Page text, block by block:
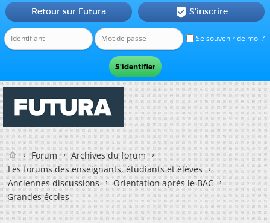
Se souvenir de moi ?
Retour sur Futura  S'inscrire
Forum
Archives du forum
Les forums des enseignants, étudiants et élèves
Anciennes discussions
Orientation après le BAC
Grandes écoles